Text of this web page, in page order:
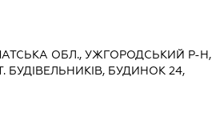
ОБЛ., УЖГОРОДСЬКИЙ Р-Н,
БУДИНОК 24,